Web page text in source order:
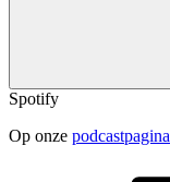
Spotify
Op onze podcastpagina